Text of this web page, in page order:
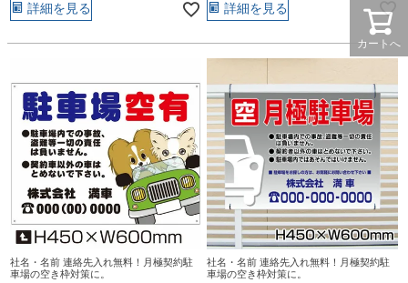
詳細を見る 詳細を見る
社名・名前 連絡先入れ無料！月極契約駐
車場の空き枠対策に。
社名・名前 連絡先入れ無料！月極契約駐
車場の空き枠対策に。
カートへ